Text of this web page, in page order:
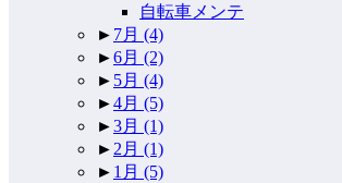
自転車メンテ
► 7月 (4)
►6月 (2)
► 5月 (4)
►4月 (5)
►3月 (1)
► 2月 (1)
► 1月 (5)